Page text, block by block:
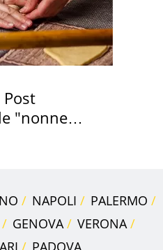
"nonne
NAPOLI
PALERMO
GENOVA
VERONA
PADOVA